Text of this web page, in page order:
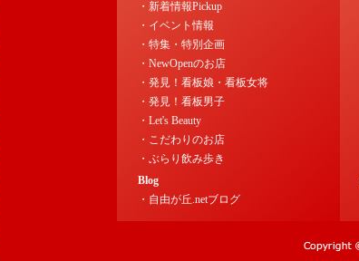
・新着情報Pickup
・イベント情報
・特集・特別企画
・NewOpenのお店
・発見！看板娘・看板女将
・発見！看板男子
・Let's Beauty
・こだわりのお店
・ぶらり飲み歩き
Blog
・自由が丘.netブログ